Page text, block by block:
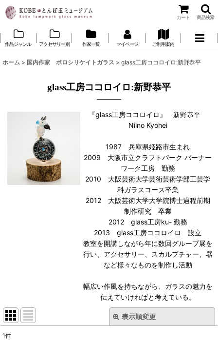
カート 商品検索
作品ジャンル アクセサリー別 作家一覧 マイページ ご利用案内
ホーム > 国内作家 ボロシリケイトガラス > glass工房ココロイロ:新野恭平
glass工房ココロイロ:新野恭平
『glass工房ココロイロ』 新野恭平
Niino Kyohei
1987 兵庫県姫路市生まれ
2009 大阪市立クラフトパーク バーナー
ワーク工房 勤務
2010 大阪芸術大学芸術芸術学部工芸学
科ガラスコース卒業
2012 大阪芸術大学大学院博士過程前期
制作研究 卒業
2012 glass工房ku- 勤務
2013 glass工房ココロイロ 設立
教室を開講しながら年に数回グループ展を
行い、アクセサリー、スカルプチャー、器
など様々なものを制作し活動
幅広い作風を持ちながら、ガラスの魅力を
伝えていければと考えている。
表示順変更
1件